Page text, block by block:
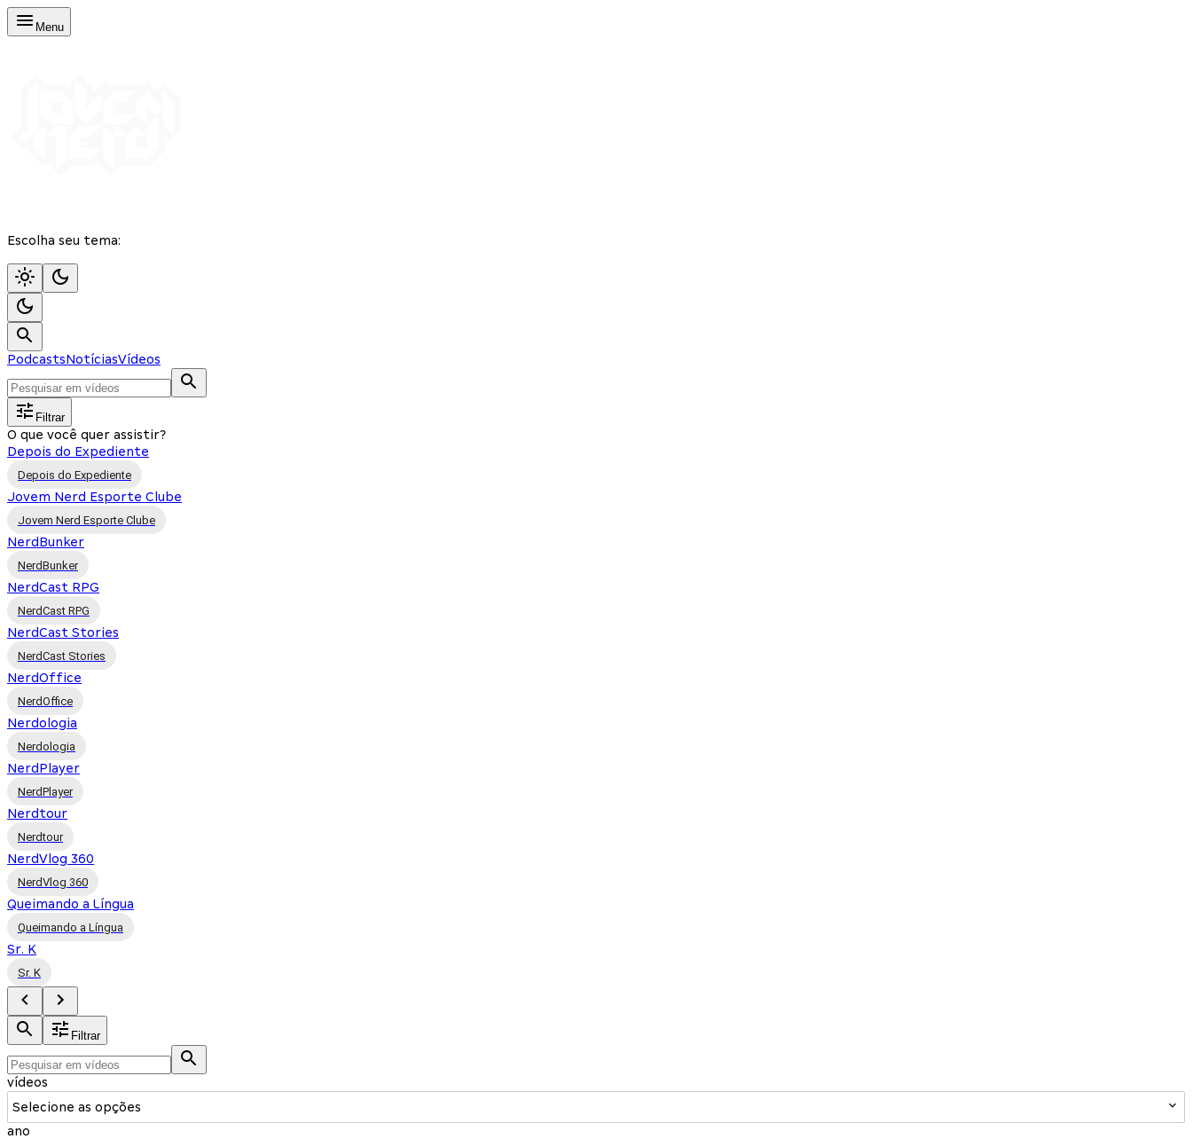
Menu
Escolha seu tema:
PodcastsNotíciasVídeos
Filtrar
O que você quer assistir?
Depois do Expediente
Depois do Expediente
Jovem Nerd Esporte Clube
Jovem Nerd Esporte Clube
NerdBunker
NerdBunker
NerdCast RPG
NerdCast RPG
NerdCast Stories
NerdCast Stories
NerdOffice
NerdOffice
Nerdologia
Nerdologia
NerdPlayer
NerdPlayer
Nerdtour
Nerdtour
NerdVlog 360
NerdVlog 360
Queimando a Língua
Queimando a Língua
Sr. K
Sr. K
Filtrar
vídeos
Selecione as opções
ano